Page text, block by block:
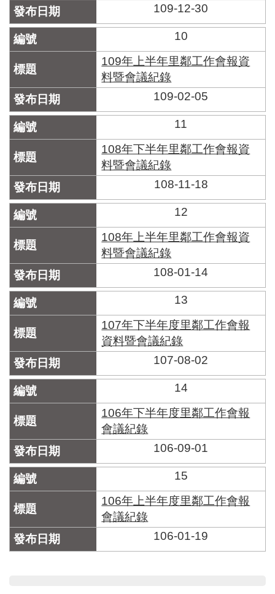
109-12-30
10
109年上半年里鄰工作會報資
料暨會議紀錄
109-02-05
11
108年下半年里鄰工作會報資
料暨會議紀錄
108-11-18
12
108年上半年里鄰工作會報資
料暨會議紀錄
108-01-14
13
107年下半年度里鄰工作會報
資料暨會議紀錄
107-08-02
14
106年下半年度里鄰工作會報
會議紀錄
106-09-01
15
106年上半年度里鄰工作會報
會議紀錄
106-01-19